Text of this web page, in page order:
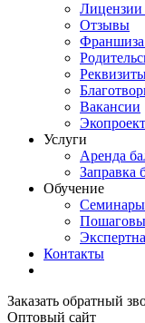
Лицензии
Отзывы
Франшиза
Вакансии
Услуги
Аренда
Заправка
Обучение
Семинары
Контакты
Заказать обратный
Оптовый сайт